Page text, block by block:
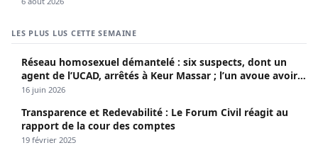
LES PLUS LUS CETTE SEMAINE
Réseau homosexuel démantelé : six suspects, dont un
agent de l’UCAD, arrêtés à Keur Massar ; l’un avoue avoir
propagé le VIH depuis 2018
16 juin 2026
Transparence et Redevabilité : Le Forum Civil réagit au
rapport de la cour des comptes
19 février 2025